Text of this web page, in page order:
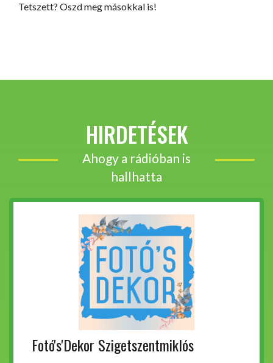
Tetszett? Oszd meg másokkal is!
HIRDETÉSEK
Ahogy a rádióban is
hallhatta
Fotó's'Dekor Szigetszentmiklós